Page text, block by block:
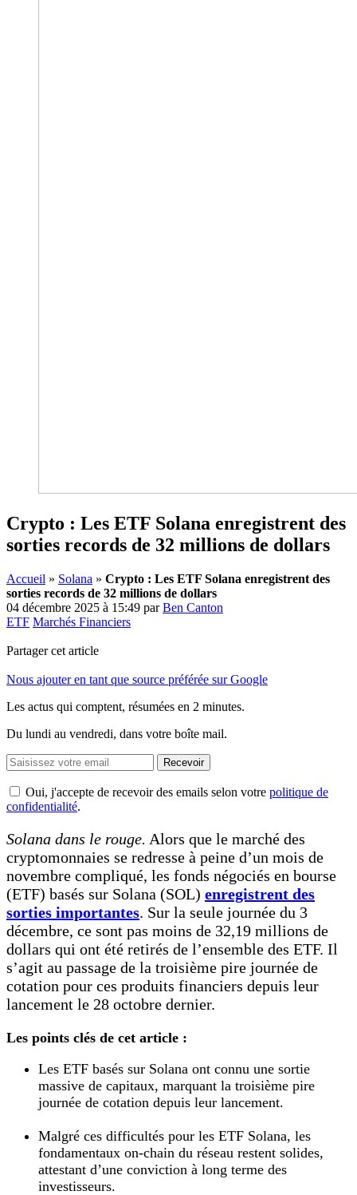
Crypto : Les ETF Solana enregistrent des
sorties records de 32 millions de dollars
Accueil » Solana » Crypto : Les ETF Solana enregistrent des
sorties records de 32 millions de dollars
04 décembre 2025 à 15:49 parBen Canton
ETF Marchés Financiers
Partager cet article
Nous ajouter en tant que source préférée sur Google
Les actus qui comptent, résumées en 2 minutes.
Du lundi au vendredi, dans votre boîte mail.
Recevoir
Oui, j'accepte de recevoir des emails selon votre politique de
confidentialité.
Solana dans le rouge. Alors que le marché des
cryptomonnaies se redresse à peine d’un mois de
novembre compliqué, les fonds négociés en bourse
(ETF) basés sur Solana (SOL) enregistrent des
sorties importantes. Sur la seule journée du 3
décembre, ce sont pas moins de 32,19 millions de
dollars qui ont été retirés de l’ensemble des ETF. Il
s’agit au passage de la troisième pire journée de
cotation pour ces produits financiers depuis leur
lancement le 28 octobre dernier.
Les points clés de cet article :
Les ETF basés sur Solana ont connu une sortie
massive de capitaux, marquant la troisième pire
journée de cotation depuis leur lancement.
Malgré ces difficultés pour les ETF Solana, les
fondamentaux on-chain du réseau restent solides,
attestant d’une conviction à long terme des
investisseurs.